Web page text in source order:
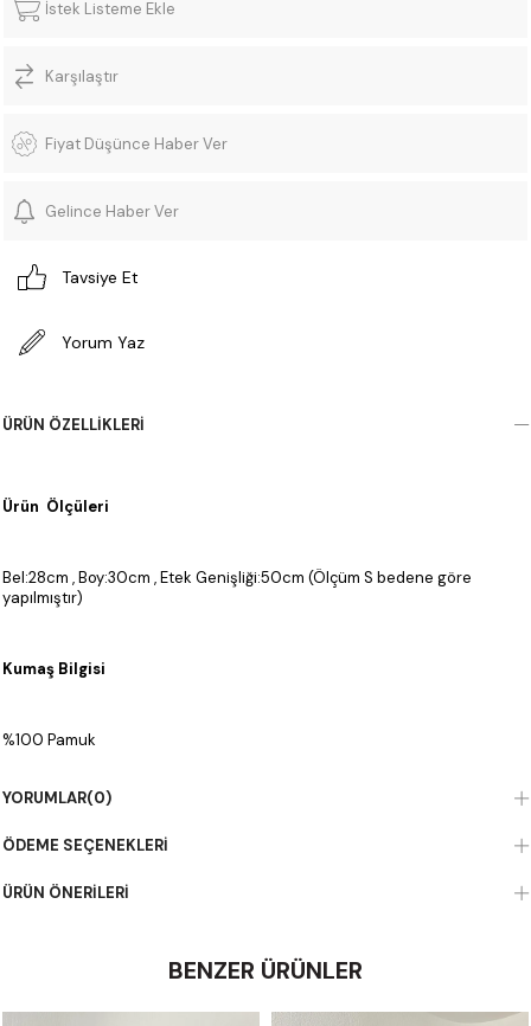
İstek Listeme Ekle
Karşılaştır
Fiyat Düşünce Haber Ver
Gelince Haber Ver
Tavsiye Et
Yorum Yaz
ÜRÜN ÖZELLIKLERI
Ürün Ölçüleri
Bel:28cm , Boy:30cm , Etek Genişliği:50cm (Ölçüm S bedene göre
yapılmıştır)
Kumaş Bilgisi
%100 Pamuk
YORUMLAR(0)
ÖDEME SEÇENEKLERI
ÜRÜN ÖNERILERI
BENZER ÜRÜNLER